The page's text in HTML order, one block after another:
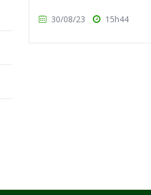
30/08/23 15h44